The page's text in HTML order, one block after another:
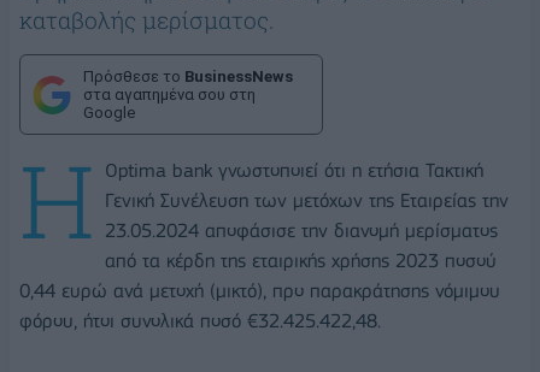
καταβολής μερίσματος.
Πρόσθεσε το BusinessNews
στα αγαπημένα σου στη
Google
Η
Optima bank γνωστοποιεί ότι η ετήσια Τακτική
Γενική Συνέλευση των μετόχων της Εταιρείας την
23.05.2024 αποφάσισε την διανομή μερίσματος
από τα κέρδη της εταιρικής χρήσης 2023 ποσού
0,44 ευρώ ανά μετοχή (μικτό), προ παρακράτησης νόμιμου
φόρου, ήτοι συνολικά ποσό €32.425.422,48.